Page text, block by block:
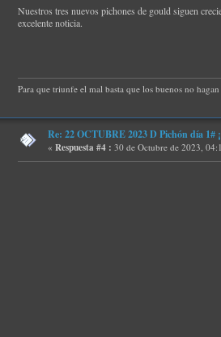
Nuestros tres nuevos pichones de gould siguen
excelente noticia.
Para que triunfe el mal basta que los buenos no
Re: 22 OCTUBRE 2023 D Pichón día
« Respuesta #4 : 30 de Octubre de 2023,